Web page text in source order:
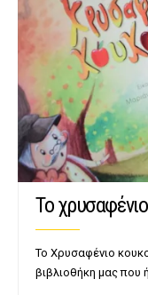
Το
Το Χρυσαφένιο
βιβλιοθήκη μας που